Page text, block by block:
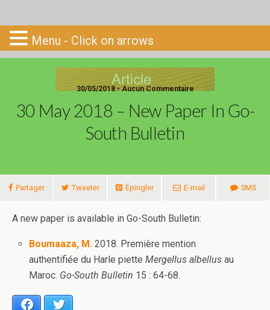
Go-South
30/05/2018 • Aucun Commentaire
30 May 2018 – New Paper In Go-
South Bulletin
Partager Tweeter Épingler E-mail SMS
A new paper is available in Go-South Bulletin:
Boumaaza, M. 2018. Première mention
authentifiée du Harle pietteMergellus albellus au
Maroc. Go-South Bulletin 15 : 64-68.
Facebook
Menu - Click on arrows